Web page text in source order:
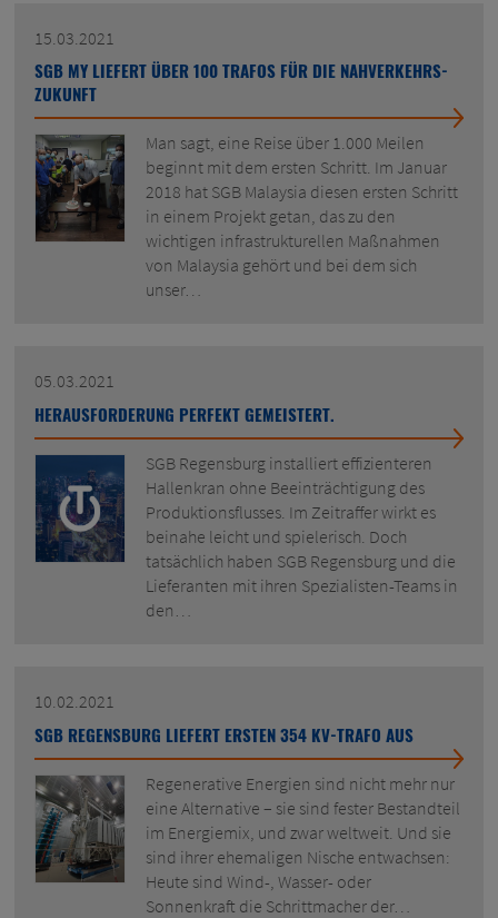
15.03.2021
SGB MY LIEFERT ÜBER 100 TRAFOS FÜR DIE NAHVERKEHRS-
ZUKUNFT
Man sagt, eine Reise über 1.000 Meilen
beginnt mit dem ersten Schritt. Im Januar
2018 hat SGB Malaysia diesen ersten Schritt
in einem Projekt getan, das zu den
wichtigen infrastrukturellen Maßnahmen
von Malaysia gehört und bei dem sich
unser…
05.03.2021
HERAUSFORDERUNG PERFEKT GEMEISTERT.
SGB Regensburg installiert effizienteren
Hallenkran ohne Beeinträchtigung des
Produktionsflusses. Im Zeitraffer wirkt es
beinahe leicht und spielerisch. Doch
tatsächlich haben SGB Regensburg und die
Lieferanten mit ihren Spezialisten-Teams in
den…
10.02.2021
SGB REGENSBURG LIEFERT ERSTEN 354 KV-TRAFO AUS
Regenerative Energien sind nicht mehr nur
eine Alternative – sie sind fester Bestandteil
im Energiemix, und zwar weltweit. Und sie
sind ihrer ehemaligen Nische entwachsen:
Heute sind Wind-, Wasser- oder
Sonnenkraft die Schrittmacher der…